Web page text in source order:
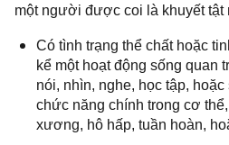
một người được coi là khuyết tật
Có tình trạng thể chất hoặc
kể một hoạt động sống quan
nói, nhìn, nghe, học tập, hoặc
chức năng chính trong cơ
xương, hô hấp, tuần hoàn,